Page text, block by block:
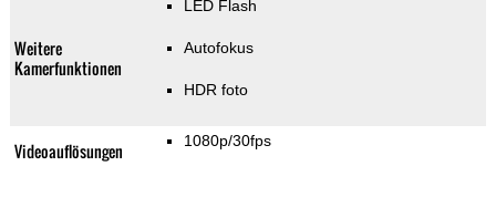
Weitere
Kamerfunktionen
LED Flash
Autofokus
HDR foto
Videoauflösungen 1080p/30fps